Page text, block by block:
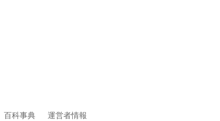
百科事典 運営者情報